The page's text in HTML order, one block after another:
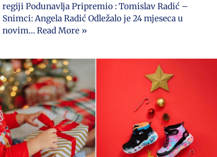
regiji Podunavlja Pripremio : Tomislav Radić –
Snimci: Angela Radić Odležalo je 24 mjeseca u
novim…Read More »